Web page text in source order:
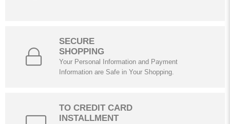
SECURE
SHOPPING
Your Personal Information and Payment
Information are Safe in Your Shopping.
TO CREDIT CARD
INSTALLMENT